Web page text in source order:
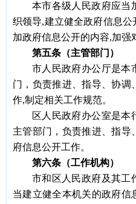
本市各级人民政府应当
织领导,建立健全政府信息
加政府信息公开的内容,加强
第五条（主管部门）
市人民政府办公厅是本
门，负责推进、指导、协调
作,制定相关工作规范。
区人民政府办公室是本
主管部门，负责推进、指导
府信息公开工作。
第六条（工作机构）
市和区人民政府及其工
当建立健全本机关的政府信